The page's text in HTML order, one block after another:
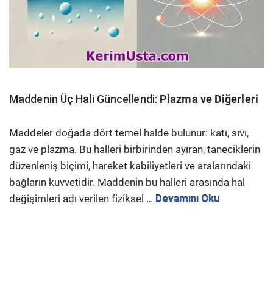
Maddenin Üç Hali Güncellendi: Plazma ve Diğerleri
Maddeler doğada dört temel halde bulunur: katı, sıvı,
gaz ve plazma. Bu halleri birbirinden ayıran, taneciklerin
düzenleniş biçimi, hareket kabiliyetleri ve aralarındaki
bağların kuvvetidir. Maddenin bu halleri arasında hal
değişimleri adı verilen fiziksel … Devamını Oku